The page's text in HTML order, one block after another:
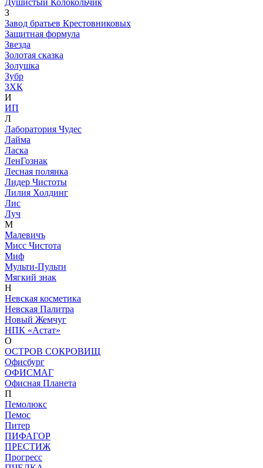
Душистый Колокольчик
З
Завод братьев Крестовниковых
Защитная формула
Звезда
Золотая сказка
Золушка
Зубр
ЗХК
И
ИП
Л
Лаборатория Чудес
Лайма
Ласка
ЛенГознак
Лесная полянка
Лидер Чистоты
Лилия Холдинг
Лис
Луч
М
Малевичъ
Мисс Чистота
Миф
Мульти-Пульти
Мягкий знак
Н
Невская косметика
Невская Палитра
Новый Жемчуг
НПК «Астат»
О
ОСТРОВ СОКРОВИЩ
Офисбург
ОФИСМАГ
Офисная Планета
П
Пемолюкс
Пемос
Питер
ПИФАГОР
ПРЕСТИЖ
Прогресс